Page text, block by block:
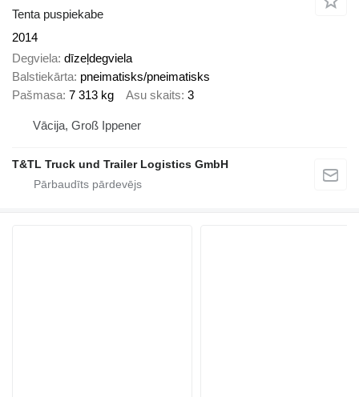
Tenta puspiekabe
2014
Degviela dīzeļdegviela
Balstiekārta pneimatisks/pneimatisks
Pašmasa 7 313 kg Asu skaits 3
Vācija, Groß Ippener
T&TL Truck und Trailer Logistics GmbH